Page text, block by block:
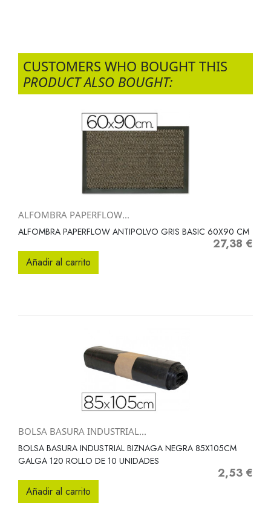
CUSTOMERS WHO BOUGHT THIS
PRODUCT ALSO BOUGHT:
ALFOMBRA PAPERFLOW...
ALFOMBRA PAPERFLOW ANTIPOLVO GRIS BASIC 60X90 CM
Precio
27,38 €
Añadir al carrito
BOLSA BASURA INDUSTRIAL...
BOLSA BASURA INDUSTRIAL BIZNAGA NEGRA 85X105CM
GALGA 120 ROLLO DE 10 UNIDADES
Precio
2,53 €
Añadir al carrito